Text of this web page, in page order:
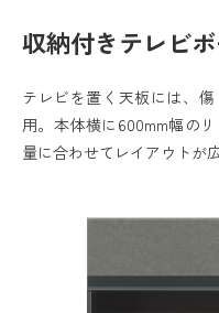
収納付きテレビボ
テレビを置く天板には、
用。本体横に600mm幅の
量に合わせてレイアウトが